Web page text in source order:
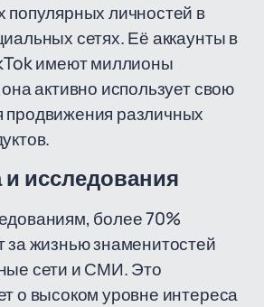
популярных личностей в
сетях. Её аккаунты в
имеют миллионы
активно использует свою
различных
и исследования
более 70%
за жизнью знаменитостей
сети и СМИ. Это
о высоком уровне интереса